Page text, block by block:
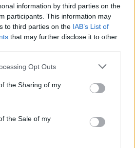
information by third parties on the
participants. This information may
to third parties on the IAB’s List of
that may further disclose it to other
Opt Outs
the Sharing of my
the Sale of my
σχολιάσετε